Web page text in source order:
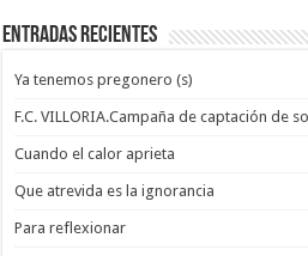
Entradas recientes
Ya tenemos pregonero (s)
F.C. VILLORIA.Campaña de captación de
Cuando el calor aprieta
Que atrevida es la ignorancia
Para reflexionar